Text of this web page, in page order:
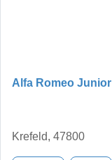
Alfa Romeo Junior
Krefeld, 47800